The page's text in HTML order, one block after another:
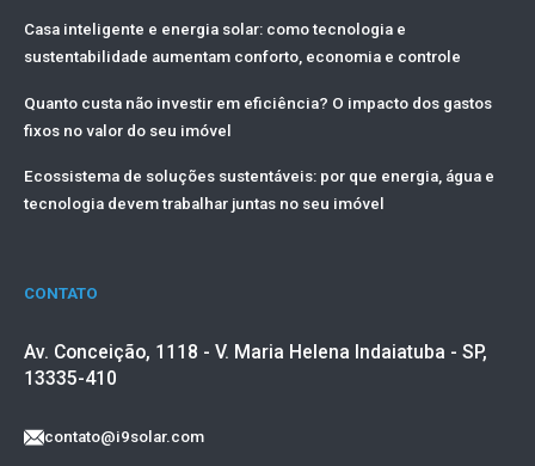
Casa inteligente e energia solar: como tecnologia e
sustentabilidade aumentam conforto, economia e controle
Quanto custa não investir em eficiência? O impacto dos gastos
fixos no valor do seu imóvel
Ecossistema de soluções sustentáveis: por que energia, água e
tecnologia devem trabalhar juntas no seu imóvel
CONTATO
Av. Conceição, 1118 - V. Maria Helena Indaiatuba - SP,
13335-410
contato@i9solar.com